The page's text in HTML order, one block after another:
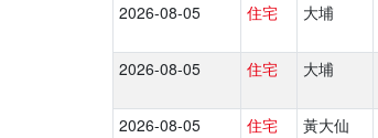
2026-08-05 住宅 大埔
2026-08-05 住宅 大埔
2026-08-05 住宅 黃大仙